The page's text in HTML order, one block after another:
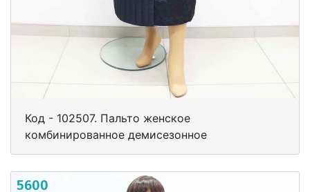
Код - 102507. Пальто женское
комбинированное демисезонное
5600